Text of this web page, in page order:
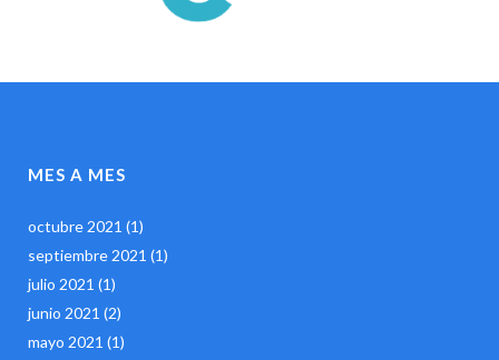
MES A MES
octubre 2021 (1)
septiembre 2021 (1)
julio 2021 (1)
junio 2021 (2)
mayo 2021 (1)